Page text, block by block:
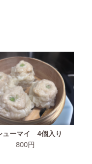
ューマイ 4個入り
800円